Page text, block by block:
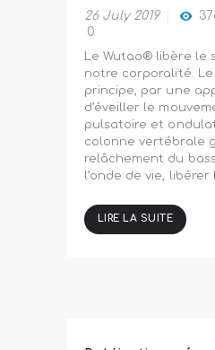
26 July 2019
0
Le Wutao® libère le
notre corporalité.
principe, par une
d’éveiller le
pulsatoire et
colonne vertébrale
relâchement du
l’onde de vie,
LIRE LA SUITE